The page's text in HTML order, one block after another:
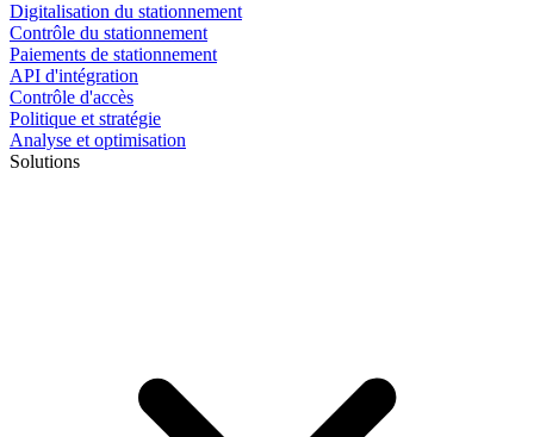
Digitalisation du stationnement
Contrôle du stationnement
Paiements de stationnement
API d'intégration
Contrôle d'accès
Politique et stratégie
Analyse et optimisation
Solutions